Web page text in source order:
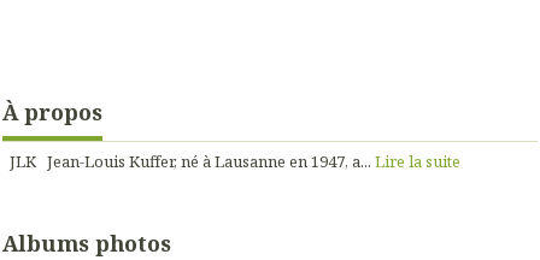
À propos
JLK Jean-Louis Kuffer, né à Lausanne en 1947, a... Lire la suite
Albums photos